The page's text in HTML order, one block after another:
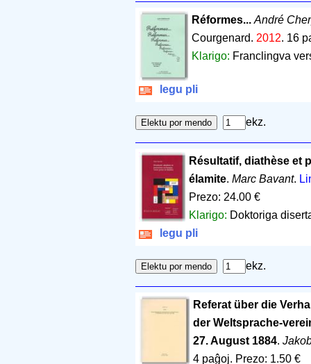
Réformes... André
Courgenard. 2012. 16
Klarigo: Franclingva
legu pli
ekz.
Résultatif, diathèse et
élamite.Marc Bavant.
Prezo: 24.00 €
Klarigo: Doktoriga
legu pli
ekz.
Referat über die
der Weltsprache-
27. August 1884.
4 paĝoj. Prezo: 1.50 €